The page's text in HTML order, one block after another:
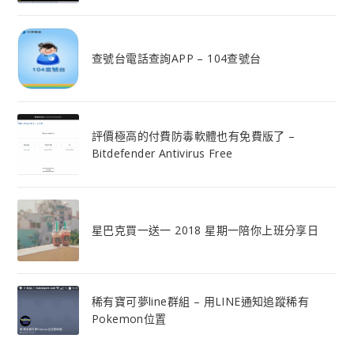
查號台電話查詢APP – 104查號台
評價極高的付費防毒軟體也有免費版了 –
Bitdefender Antivirus Free
星巴克買一送一 2018 星期一陪你上班分享日
稀有寶可夢line群組 – 用LINE通知追蹤稀有
Pokemon位置